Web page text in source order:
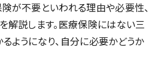
が不要といわれる理由や必要性、
解説します。医療保険にはない三
ようになり、自分に必要かどうか